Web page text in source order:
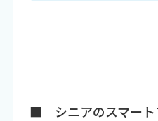
■ シニアのスマート